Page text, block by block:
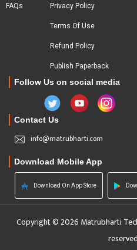
FAQs Privacy Policy
Terms Of Use
Refund Policy
Publish Paperback
Follow Us on social media
Contact Us
info@matrubharti.com
Download Mobile App
Download On App Store
Copyright © 2026 Matrubharti
reserved